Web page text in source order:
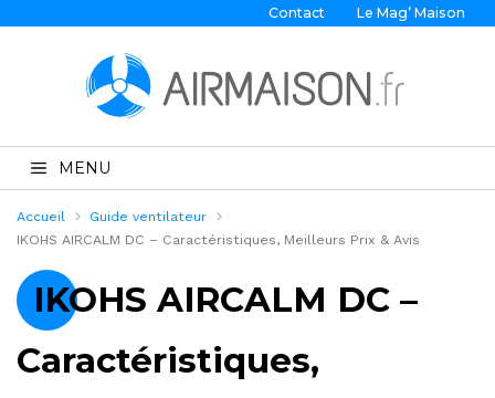
Contact Le Mag’ Maison
MENU
Accueil
Guide ventilateur
IKOHS AIRCALM DC – Caractéristiques, Meilleurs Prix & Avis
IKOHS AIRCALM DC –
Caractéristiques,